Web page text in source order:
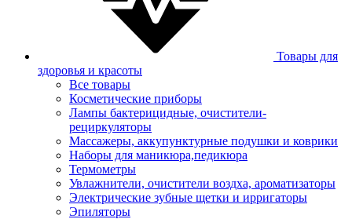
Товары для
здоровья и красоты
Все товары
Косметические приборы
Лампы бактерицидные, очистители-
рециркуляторы
Массажеры, аккупунктурные подушки и коврики
Наборы для маникюра,педикюра
Термометры
Увлажнители, очистители воздха, ароматизаторы
Электрические зубные щетки и ирригаторы
Эпиляторы